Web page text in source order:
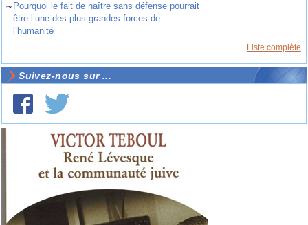
~ Pourquoi le fait de naître sans défense pourrait
être l’une des plus grandes forces de
l’humanité
Liste complète
Suivez-nous sur ...